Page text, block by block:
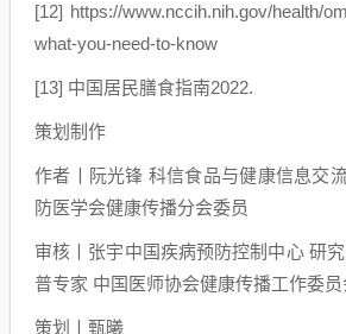
[12] https://www.nccih.nih.gov/health/
what-you-need-to-know
[13] 中国居民膳食指南2022.
策划制作
作者丨阮光锋 科信食品与健康信息交
防医学会健康传播分会委员
审核丨张宇中国疾病预防控制中心 研
普专家 中国医师协会健康传播工作委员
策划丨甄曦